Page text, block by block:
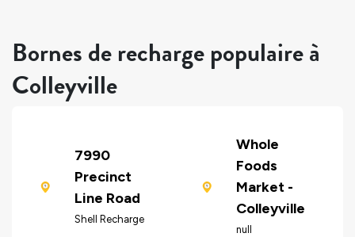
Bornes de recharge populaire à
Colleyville
7990
Precinct
Line Road
Shell Recharge
Whole
Foods
Market -
Colleyville
null